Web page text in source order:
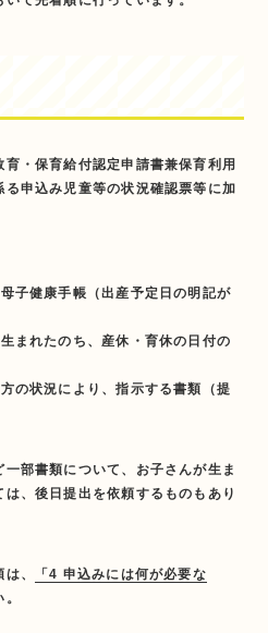
・保育給付認定申請書兼保育利用
申込み児童等の状況確認票等に加
子健康手帳（出産予定日の明記が
まれたのち、産休・育休の日付の
の状況により、指示する書類（提
部書類について、お子さんが生ま
、後日提出を依頼するものもあり
、
「4 申込みには何が必要な